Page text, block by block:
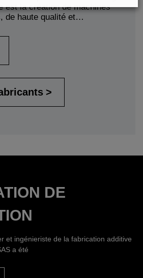
est la création de machines
de haute qualité et…
DE
et ingénieriste de la fabrication additive
a été